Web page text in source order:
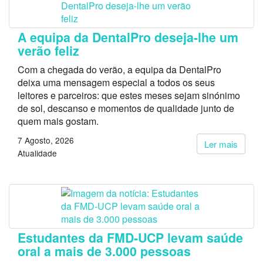
A equipa da DentalPro deseja-lhe um
verão feliz
Com a chegada do verão, a equipa da DentalPro
deixa uma mensagem especial a todos os seus
leitores e parceiros: que estes meses sejam sinónimo
de sol, descanso e momentos de qualidade junto de
quem mais gostam.
Ler mais
7 Agosto, 2026
Atualidade
Estudantes da FMD-UCP levam saúde
oral a mais de 3.000 pessoas